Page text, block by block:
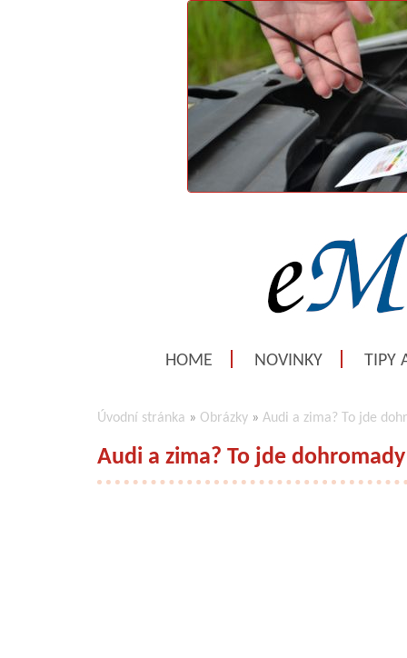
HOME NOVINKY TIPY
Úvodní stránka » Obrázky » Audi a zima? To jde
Audi a zima? To jde